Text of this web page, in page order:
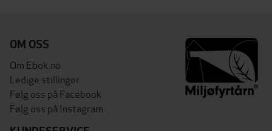
OM OSS
Om Ebok.no
Ledige stillinger
Følg oss på Facebook
Følg oss på Instagram